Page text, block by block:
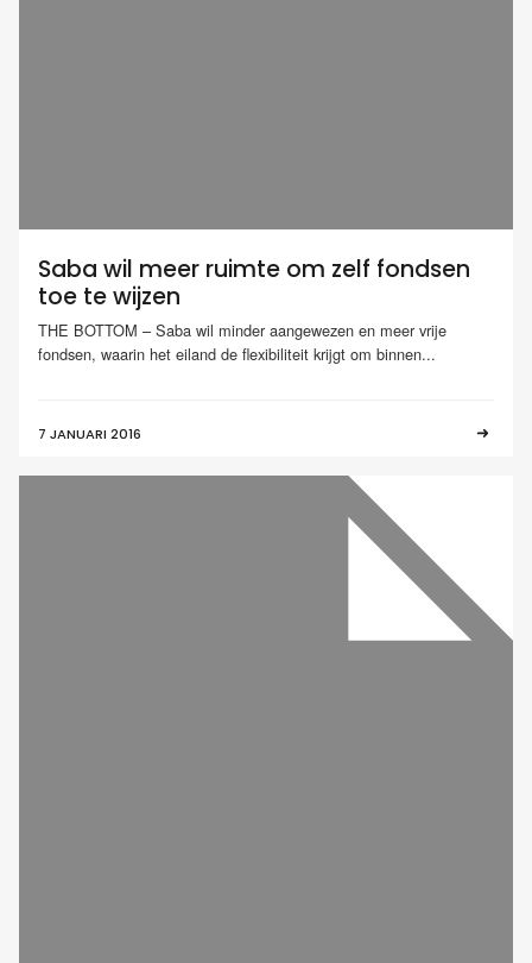
Saba wil meer ruimte om zelf fondsen
toe te wijzen
THE BOTTOM – Saba wil minder aangewezen en meer vrije
fondsen, waarin het eiland de flexibiliteit krijgt om binnen...
7 JANUARI 2016